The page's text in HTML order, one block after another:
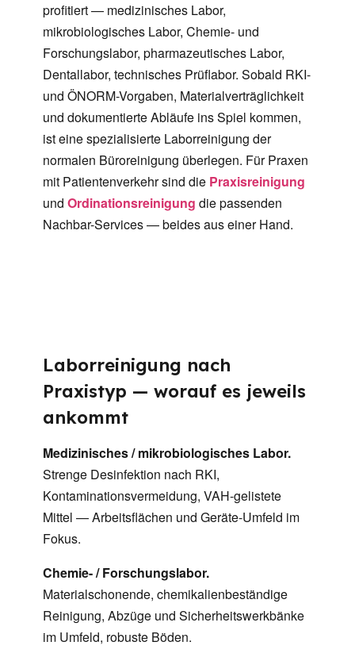
profitiert — medizinisches Labor,
mikrobiologisches Labor, Chemie- und
Forschungslabor, pharmazeutisches Labor,
Dentallabor, technisches Prüflabor. Sobald RKI-
und ÖNORM-Vorgaben, Materialverträglichkeit
und dokumentierte Abläufe ins Spiel kommen,
ist eine spezialisierte Laborreinigung der
normalen Büroreinigung überlegen. Für Praxen
mit Patientenverkehr sind die Praxisreinigung
und Ordinationsreinigung die passenden
Nachbar-Services — beides aus einer Hand.
Laborreinigung nach
Praxistyp — worauf es jeweils
ankommt
Medizinisches / mikrobiologisches Labor.
Strenge Desinfektion nach RKI,
Kontaminationsvermeidung, VAH-gelistete
Mittel — Arbeitsflächen und Geräte-Umfeld im
Fokus.
Chemie- / Forschungslabor.
Materialschonende, chemikalienbeständige
Reinigung, Abzüge und Sicherheitswerkbänke
im Umfeld, robuste Böden.